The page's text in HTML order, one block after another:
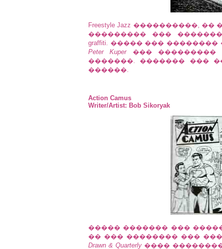
Freestyle Jazz ����������,
��������� ���
graffiti. ����� ���
Peter Kuper��� ���������
�������. ������� ���
������.
Action Camus
Writer/Artist: Bob Sikoryak
����� ������� ���
�� ��� �������� ���
Drawn & Quarterly ����